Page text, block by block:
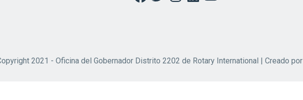
2021 - Oficina del Gobernador Distrito 2202 de Rotary International | Creado por